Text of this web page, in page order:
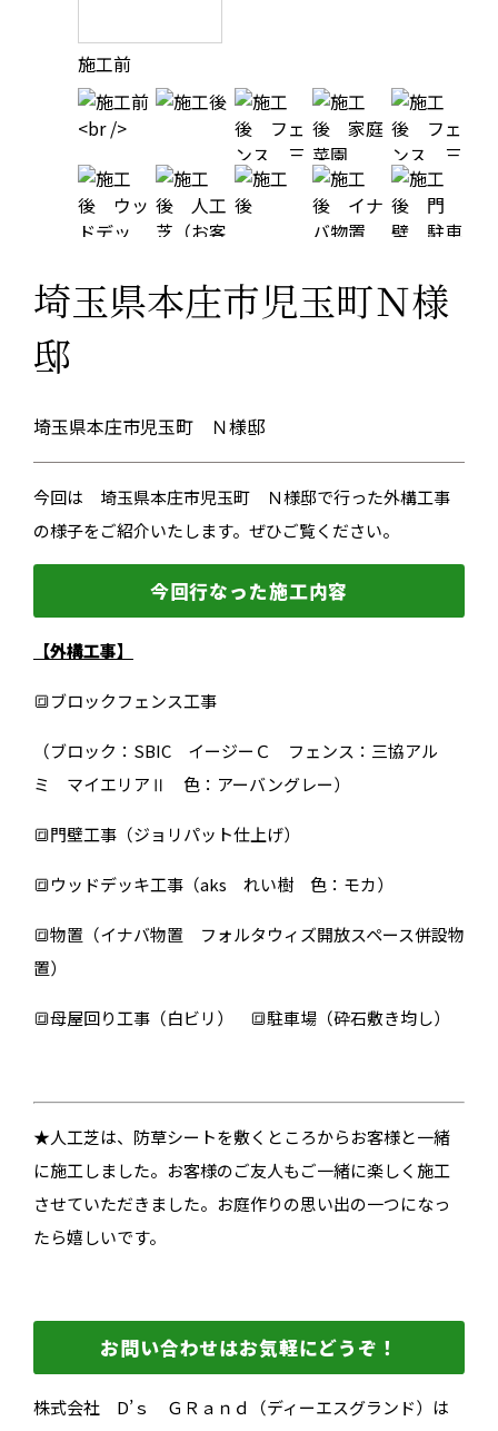
施工前
埼玉県本庄市児玉町Ｎ様
邸
埼玉県本庄市児玉町 Ｎ様邸
今回は 埼玉県本庄市児玉町 Ｎ様邸で行った外構工事
の様子をご紹介いたします。ぜひご覧ください。
今回行なった施工内容
【外構工事】
🔳ブロックフェンス工事
（ブロック：SBIC イージーＣ フェンス：三協アル
ミ マイエリアⅡ 色：アーバングレー）
🔳門壁工事（ジョリパット仕上げ）
🔳ウッドデッキ工事（aks れい樹 色：モカ）
🔳物置（イナバ物置 フォルタウィズ開放スペース併設物
置）
🔳母屋回り工事（白ビリ） 🔳駐車場（砕石敷き均し）
★人工芝は、防草シートを敷くところからお客様と一緒
に施工しました。お客様のご友人もご一緒に楽しく施工
させていただきました。お庭作りの思い出の一つになっ
たら嬉しいです。
お問い合わせはお気軽にどうぞ！
株式会社 D’ｓ ＧＲａｎｄ（ディーエスグランド）は